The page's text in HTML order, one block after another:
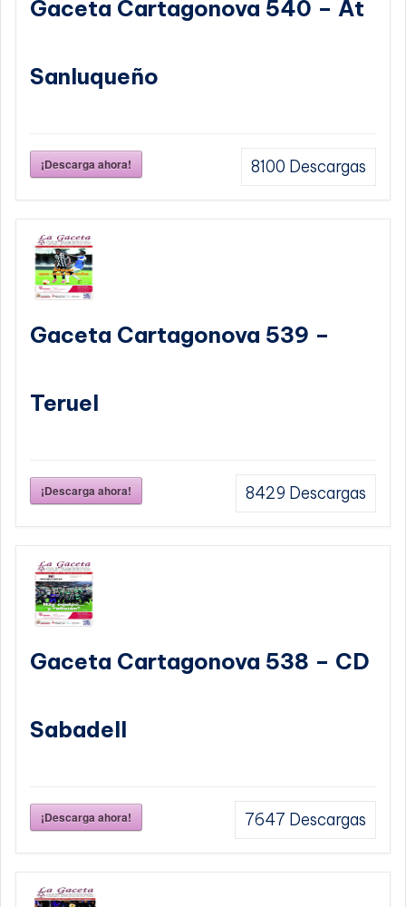
Gaceta Cartagonova 540 – At
Sanluqueño
¡Descarga ahora! 8100 Descargas
Gaceta Cartagonova 539 –
Teruel
¡Descarga ahora! 8429 Descargas
Gaceta Cartagonova 538 – CD
Sabadell
¡Descarga ahora! 7647 Descargas